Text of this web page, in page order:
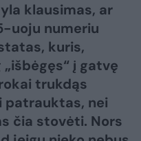
klausimas, ar
uoju numeriu
kuris,
į gatvę
trukdąs
patrauktas, nei
čia stovėti. Nors